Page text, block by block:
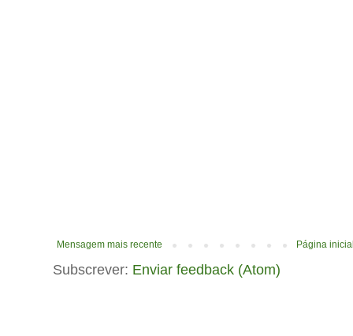
Mensagem mais recente Página
Subscrever: Enviar feedback (Atom)